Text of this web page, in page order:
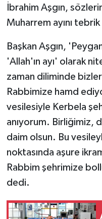
İbrahim Aşgın,
Muharrem ayını
Başkan Aşgın,
'Allah'ın ayı' olarak
zaman diliminde
Rabbimize hamd
vesilesiyle Kerbela
anıyorum. Birliğimiz,
daim olsun. Bu
noktasında aşure
Rabbim şehrimize
dedi.